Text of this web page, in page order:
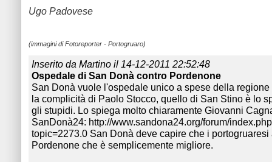
Ugo Padovese
(immagini di Fotoreporter - Portogruaro)
Inserito da Martino il 14-12-2011 22:52:48
Ospedale di San Donà contro Pordenone
San Donà vuole l'ospedale unico a spese della
la complicità di Paolo Stocco, quello di San Stino è lo
gli stupidi. Lo spiega molto chiaramente Giovanni
SanDonà24: http://www.sandona24.org/forum/
topic=2273.0 San Donà deve capire che i portogruaresi
Pordenone che è semplicemente migliore.